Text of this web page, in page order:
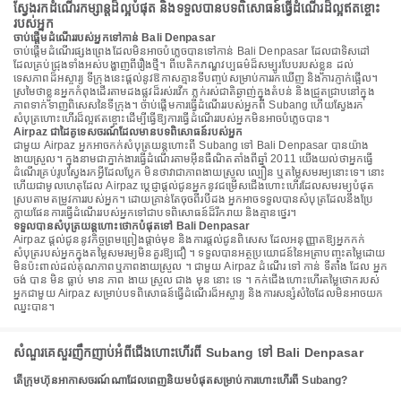
ស្វែងរកដំណើរកម្សាន្តដ៏ល្អបំផុត និងទទួលបានបទពិសោធន៍ធ្វើដំណើរដ៏ល្អឥតខ្ចោះ
របស់អ្នក
ចាប់ផ្តើមដំណើររបស់អ្នកទៅកាន់ Bali Denpasar
ចាប់ផ្តើមដំណើរផ្សងព្រេងដែលមិនអាចបំភ្លេចបានទៅកាន់ Bali Denpasar ដែលជាទិសដៅ
ដែលគ្រប់ជ្រុងទាំងអស់បង្ហាញពីរឿងថ្មី។ ពីបេតិកភណ្ឌវប្បធម៌ដ៏សម្បូរបែបរបស់ខ្លួន ដល់
ទេសភាពដ៏អស្ចារ្យ ទីក្រុងនេះផ្តល់នូវឱកាសគ្មានទីបញ្ចប់សម្រាប់ការរកឃើញ និងការភ្ញាក់ផ្អើល។
ស្រមៃថាខ្លួនអ្នកកំពុងដើរតាមដងផ្លូវដ៏រស់រវើក ភ្លក់រស់ជាតិឆ្ងាញ់ក្នុងតំបន់ និងជ្រួតជ្រាបនៅក្នុង
ភាពទាក់ទាញពិសេសនៃទីក្រុង។ ចាប់ផ្តើមការធ្វើដំណើររបស់អ្នកពី Subang ហើយស្វែងរក
សំបុត្រហោះហើរដ៏ល្អឥតខ្ចោះដើម្បីធ្វើឱ្យការធ្វើដំណើររបស់អ្នកមិនអាចបំភ្លេចបាន។
Airpaz ជាដៃគូទេសចរណ៍ដែលមានបទពិសោធន៍របស់អ្នក
ជាមួយ Airpaz អ្នកអាចកក់សំបុត្រយន្តហោះពី Subang ទៅ Bali Denpasar បានយ៉ាង
ងាយស្រួល។ ក្នុងនាមជាភ្នាក់ងារធ្វើដំណើរតាមអ៊ីនធឺណិតតាំងពីឆ្នាំ 2011 យើងយល់ថាអ្នកធ្វើ
ដំណើរគ្រប់រូបស្វែងរកអ្វីដែលប្លែក មិនថាវាជាភាពងាយស្រួល ល្បឿន ឬតម្លៃសមរម្យនោះទេ។ នោះ
ហើយជាមូលហេតុដែល Airpaz ប្តេជ្ញាផ្តល់ជូនអ្នកនូវជម្រើសជើងហោះហើរដែលសមរម្យបំផុត
ស្របតាមតម្រូវការរបស់អ្នក។ ដោយគ្រាន់តែចុចពីរបីដង អ្នកអាចទទួលបានសំបុត្រដែលនឹងប្រែ
ក្លាយផែនការធ្វើដំណើររបស់អ្នកទៅជាបទពិសោធន៍ដ៏រីករាយ និងគ្មានថ្នេរ។
ទទួលបានសំបុត្រយន្តហោះថោកបំផុតទៅ Bali Denpasar
Airpaz ផ្តល់ជូននូវកិច្ចព្រមព្រៀងផ្តាច់មុខ និងការផ្តល់ជូនពិសេស ដែលអនុញ្ញាតឱ្យអ្នកកក់
សំបុត្ររបស់អ្នកក្នុងតម្លៃសមរម្យមិនគួរឱ្យជឿ ។ ទទួលបានអត្ថប្រយោជន៍នៃអត្រាបញ្ចុះតម្លៃដោយ
មិនប៉ះពាល់ដល់គុណភាពឬភាពងាយស្រួល ។ ជាមួយ Airpaz ដំណើរ ទៅ កាន់ ទីតាំង ដែល អ្នក
ចង់ បាន មិន ធ្លាប់ មាន ភាព ងាយ ស្រួល ជាង មុន នោះ ទេ ។ កក់ជើងហោះហើរតម្លៃថោករបស់
អ្នកជាមួយ Airpaz សម្រាប់បទពិសោធន៍ធ្វើដំណើរដ៏អស្ចារ្យ និងការសន្សំសំចៃដែលមិនអាចយក
ឈ្នះបាន។
សំណួរគេសួរញឹកញាប់អំពីជើងហោះហើរពី Subang ទៅ Bali Denpasar
តើក្រុមហ៊ុនអាកាសចរណ៍ណាដែលពេញនិយមបំផុតសម្រាប់ការហោះហើរពី Subang?